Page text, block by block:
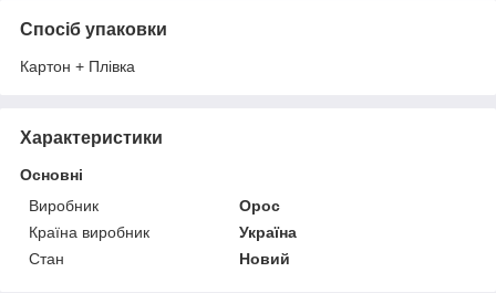
Спосіб упаковки
Картон + Плівка
Характеристики
Основні
Виробник
Орос
Країна виробник
Україна
Стан
Новий